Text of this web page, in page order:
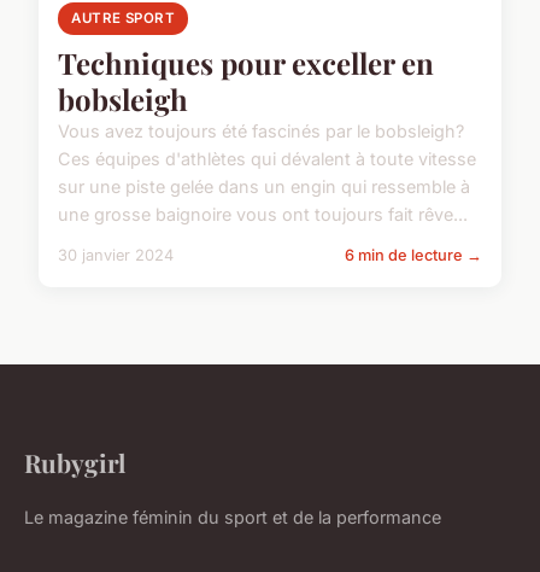
AUTRE SPORT
Techniques pour exceller en
bobsleigh
Vous avez toujours été fascinés par le bobsleigh?
Ces équipes d'athlètes qui dévalent à toute vitesse
sur une piste gelée dans un engin qui ressemble à
une grosse baignoire vous ont toujours fait rêve...
30 janvier 2024 6 min de lecture →
Rubygirl
Le magazine féminin du sport et de la performance